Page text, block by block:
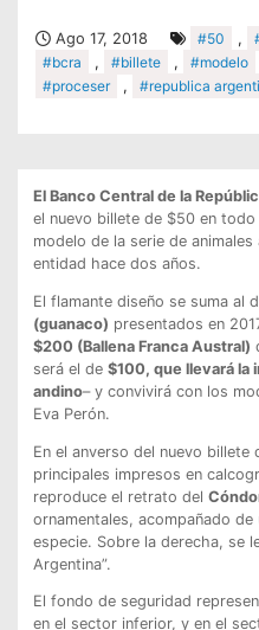
Ago 17, 2018 #50 ,
#bcra
, #billete , #modelo
#proceser
, #republica
El Banco Central de la
el nuevo billete de $50 en
modelo de la serie de
entidad hace dos años.
El flamante diseño se suma al
(guanaco) presentados en
$200 (Ballena Franca Austral)
será el de $100, que llevará la
andino– y convivirá con los
Eva Perón.
En el anverso del nuevo billete
principales impresos en
reproduce el retrato del
ornamentales, acompañado
especie. Sobre la derecha, se
Argentina”.
El fondo de seguridad
en el sector inferior, y en el